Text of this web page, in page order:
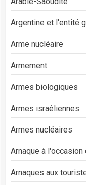
Argentine et l'entité
Arme nucléaire
Armement
Armes biologiques
Armes israéliennes
Armes nucléaires
Arnaque à
Arnaques aux